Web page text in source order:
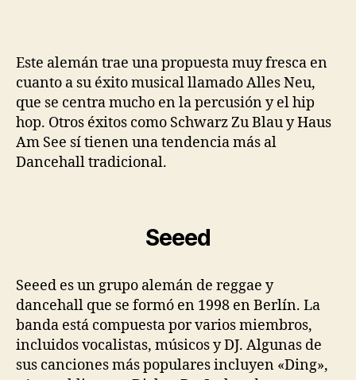
Este alemán trae una propuesta muy fresca en
cuanto a su éxito musical llamado Alles Neu,
que se centra mucho en la percusión y el hip
hop. Otros éxitos como Schwarz Zu Blau y Haus
Am See sí tienen una tendencia más al
Dancehall tradicional.
Seeed
Seeed es un grupo alemán de reggae y
dancehall que se formó en 1998 en Berlín. La
banda está compuesta por varios miembros,
incluidos vocalistas, músicos y DJ. Algunas de
sus canciones más populares incluyen «Ding»,